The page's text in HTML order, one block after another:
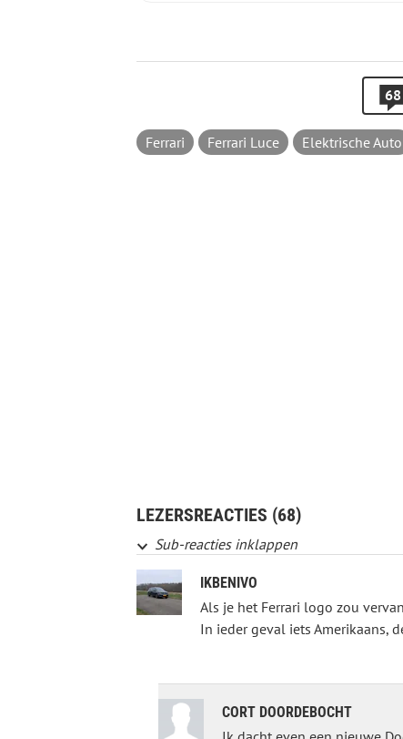
68
Ferrari Ferrari Luce Elektrische Auto
LEZERSREACTIES (68)
Sub-reacties inklappen
IKBENIVO
Als je het Ferrari logo zou
In ieder geval iets Amerikaans,
CORT DOORDEBOCHT